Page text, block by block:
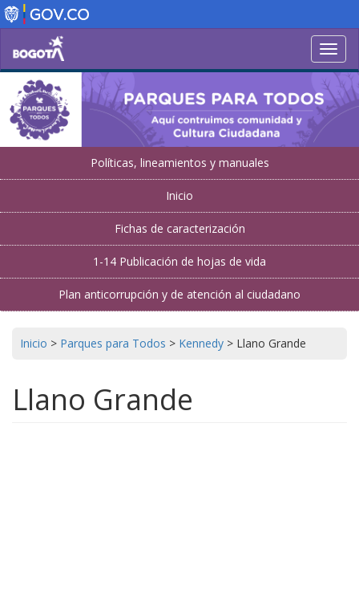
Pasar
al
contenido
principal
Políticas, lineamientos y manuales
Inicio
Fichas de caracterización
1-14 Publicación de hojas de vida
Plan anticorrupción y de atención al ciudadano
Inicio > Parques para Todos > Kennedy > Llano Grande
Llano Grande